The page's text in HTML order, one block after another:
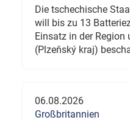
Die tschechische
will bis zu 13
Einsatz in der Region
(Plzeňský kraj)
06.08.2026
Großbritannien